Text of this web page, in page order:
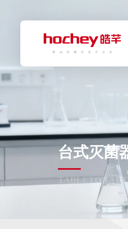
台式灭菌
TABLETOP